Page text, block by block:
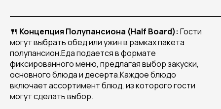
🍴 Концепция Полупансиона (Half Board): Гости
могут выбрать обед или ужин в рамках пакета
полупансион.Еда подается в формате
фиксированного меню, предлагая выбор закуски,
основного блюда и десерта.Каждое блюдо
включает ассортимент блюд, из которого гости
могут сделать выбор.